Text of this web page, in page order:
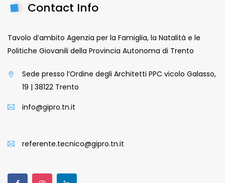
Contact Info
Tavolo d’ambito Agenzia per la Famiglia, la Natalità e le
Politiche Giovanili della Provincia Autonoma di Trento
Sede presso l’Ordine degli Architetti PPC vicolo Galasso,
19 | 38122 Trento
info@gipro.tn.it
referente.tecnico@gipro.tn.it